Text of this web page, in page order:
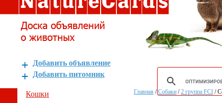
Добавить объявление
Добавить питомник
Кошки
Главная /Собаки /2 группа FCI /